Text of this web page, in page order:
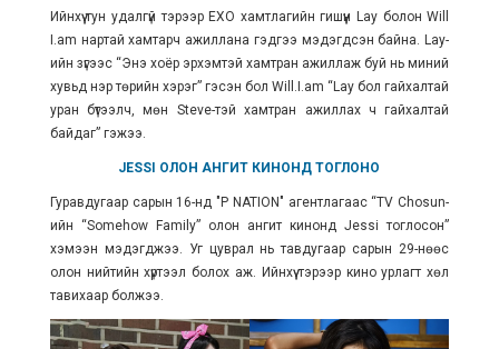
Ийнхүү тун удалгүй тэрээр EXO хамтлагийн гишүүн Lay болон Will
I.am нартай хамтарч ажиллана гэдгээ мэдэгдсэн байна. Lay-
ийн зүгээс “Энэ хоёр эрхэмтэй хамтран ажиллаж буй нь миний
хувьд нэр төрийн хэрэг” гэсэн бол Will.I.am “Lay бол гайхалтай
уран бүтээлч, мөн Steve-тэй хамтран ажиллах ч гайхалтай
байдаг” гэжээ.
JESSI ОЛОН АНГИТ КИНОНД ТОГЛОНО
Гуравдугаар сарын 16-нд "P NATION" агентлагаас “TV Chosun-
ийн “Somehow Family” олон ангит кинондJessi тоглосон”
хэмээн мэдэгджээ. Уг цуврал нь тавдугаар сарын 29-нөөс
олон нийтийн хүртээл болох аж. Ийнхүү тэрээр кино урлагт хөл
тавихаар болжээ.